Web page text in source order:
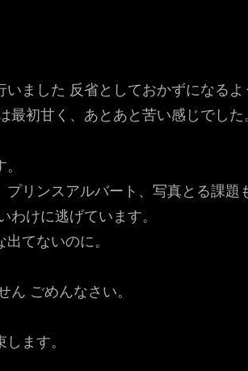
ました 反省としておかずになる
初甘く、あとあと苦い感じでした。
リンスアルバート、写真とる課
けに逃げています。
てないのに。
ごめんなさい。
ます。